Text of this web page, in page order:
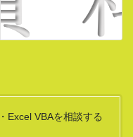
Excel VBAを相談する